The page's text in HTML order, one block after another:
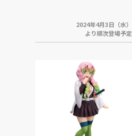
2024年4月3日（水）
より順次登場予定